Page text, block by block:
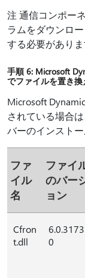
注 通信コンポー
ラムをダウンロ
する必要がありま
手順 6: Microsoft
でファイルを置き換
Microsoft
されている場合
バーのインスト
ファ
イル
名
ファイ
のバー
ョン
Cfron
t.dll
0